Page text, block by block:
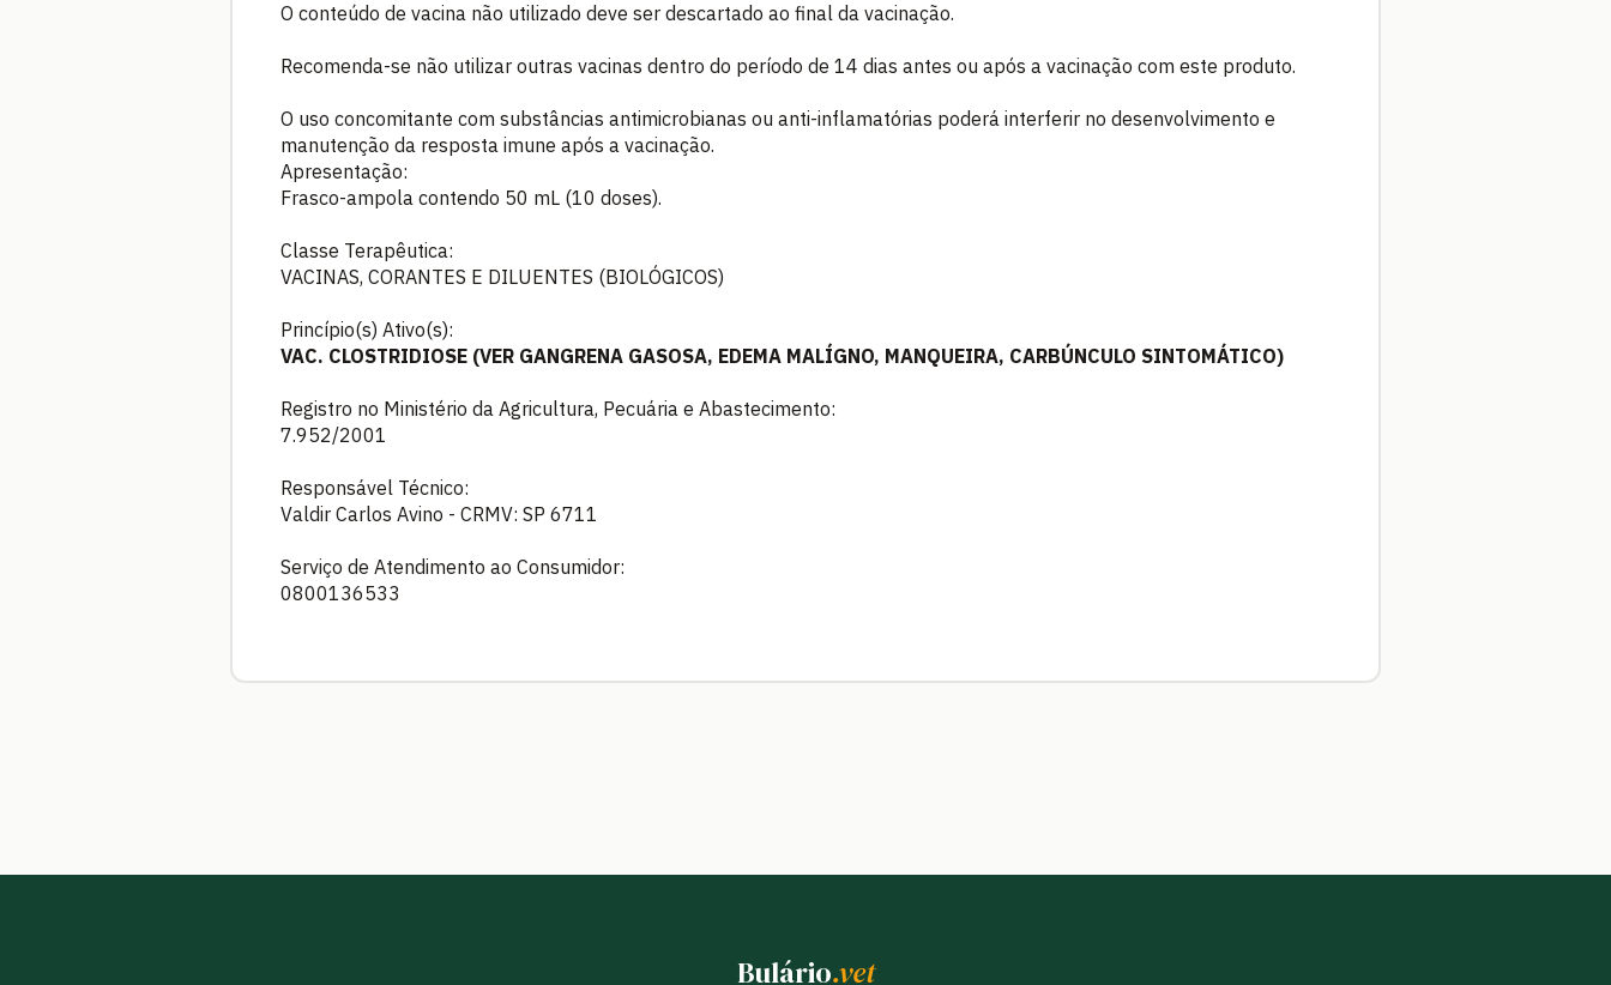
O conteúdo de vacina não utilizado deve ser descartado ao final da vacinação.
Recomenda-se não utilizar outras vacinas dentro do período de 14 dias antes ou após a vacinação com este produto.
O uso concomitante com substâncias antimicrobianas ou anti-inflamatórias poderá interferir no desenvolvimento e
manutenção da resposta imune após a vacinação.
Apresentação:
Frasco-ampola contendo 50 mL (10 doses).
Classe Terapêutica:
VACINAS, CORANTES E DILUENTES (BIOLÓGICOS)
Princípio(s) Ativo(s):
VAC. CLOSTRIDIOSE (VER GANGRENA GASOSA, EDEMA MALÍGNO, MANQUEIRA, CARBÚNCULO SINTOMÁTICO)
Registro no Ministério da Agricultura, Pecuária e Abastecimento:
7.952/2001
Responsável Técnico:
Valdir Carlos Avino - CRMV: SP 6711
Serviço de Atendimento ao Consumidor:
0800136533
Bulário.vet